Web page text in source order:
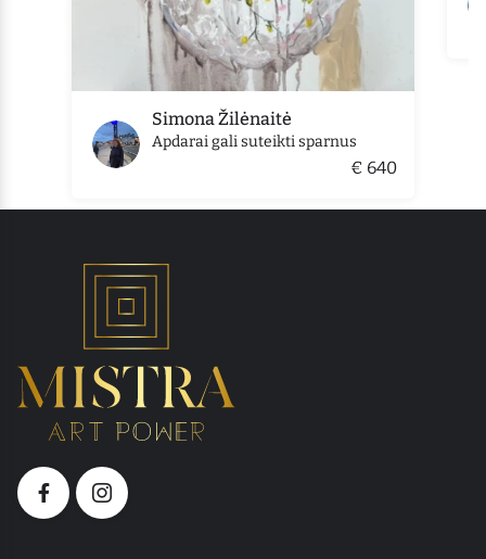
Simona Žilėnaitė
Apdarai gali suteikti sparnus
€ 640